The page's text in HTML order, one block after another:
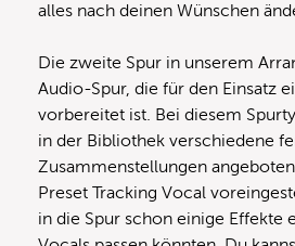
alles nach deinen Wünschen
Die zweite Spur in unserem
Audio-Spur, die für den Einsatz
vorbereitet ist. Bei diesem
in der Bibliothek verschiedene
Zusammenstellungen
Preset Tracking Vocal
in die Spur schon einige Effekte